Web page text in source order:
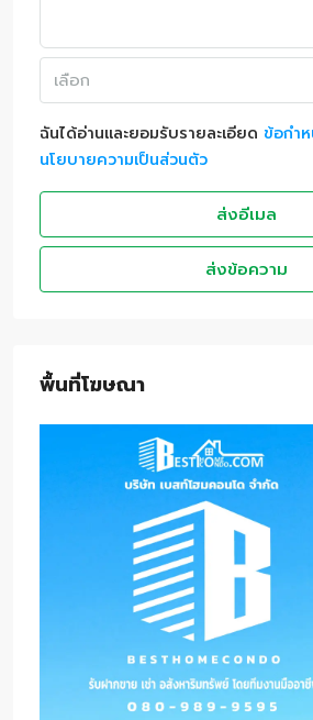
เลือก
ฉันได้อ่านและยอมรับรายละเอียด ข้อกำ
นโยบายความเป็นส่วนตัว
ส่งอีเมล
ส่งข้อความ
พื้นที่โฆษณา